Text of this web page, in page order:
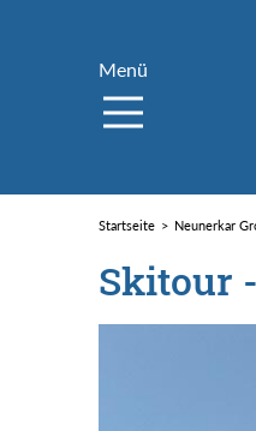
Menü
Startseite Neunerkar
Skitour